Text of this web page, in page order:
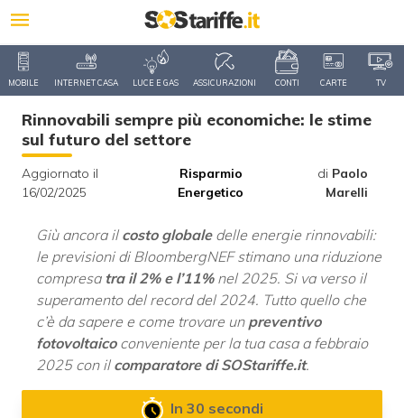
MOBILE INTERNET CASA LUCE E GAS ASSICURAZIONI CONTI CARTE TV
Rinnovabili sempre più economiche: le stime
sul futuro del settore
Aggiornato il
16/02/2025
Risparmio
Energetico
di Paolo
Marelli
Giù ancora il costo globaledelle energie rinnovabili:
le previsioni di BloombergNEF stimano una riduzione
compresa tra il 2% e l’11%nel 2025. Si va verso il
superamento del record del 2024. Tutto quello che
c’è da sapere e come trovare un preventivo
fotovoltaico conveniente per la tua casa a febbraio
2025 con il comparatore di SOStariffe.it.
In 30 secondi